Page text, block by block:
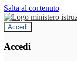
Salta al contenuto
Accedi
Accedi